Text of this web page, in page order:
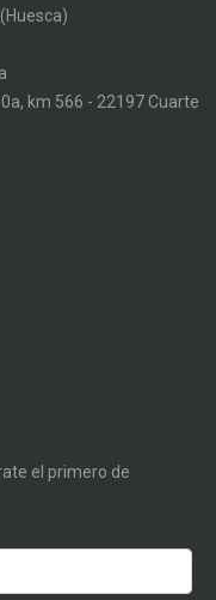
km 566 - 22197 Cuarte
el primero de